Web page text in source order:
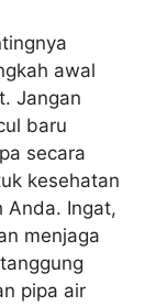
awal
Jangan
baru
secara
kesehatan
Anda. Ingat,
menjaga
pipa air